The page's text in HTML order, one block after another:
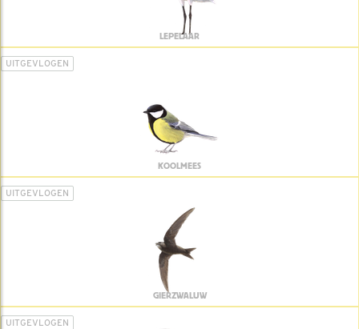
LEPELAAR
UITGEVLOGEN
KOOLMEES
UITGEVLOGEN
GIERZWALUW
UITGEVLOGEN